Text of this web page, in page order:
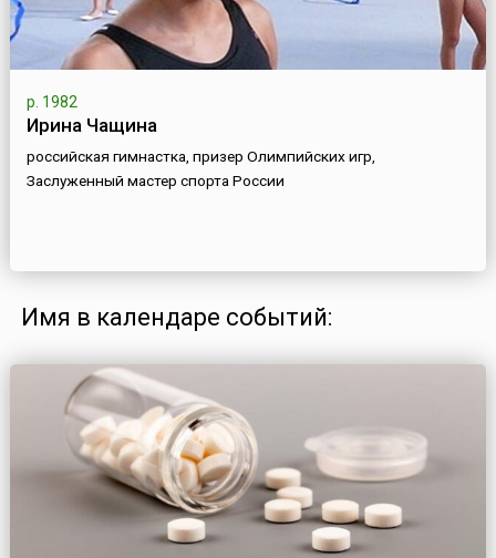
р. 1982
Ирина Чащина
российская гимнастка, призер Олимпийских игр,
Заслуженный мастер спорта России
Имя в календаре событий: